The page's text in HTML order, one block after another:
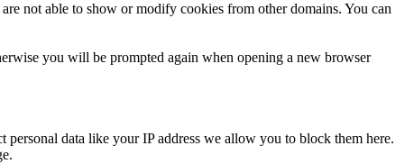
not able to show or modify cookies from other domains. You can
you will be prompted again when opening a new browser
data like your IP address we allow you to block them here.